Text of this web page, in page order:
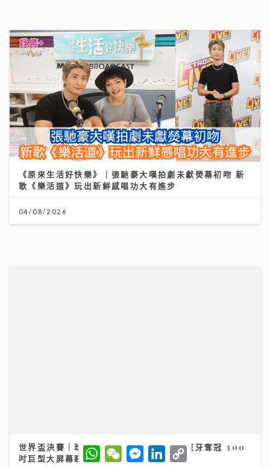
《原來生活好快樂》｜張馳豪大嘆拍劇未獻熒幕初吻 新
歌《樂活道》玩出新鮮感唱功大有進步
04/08/2026
W
h
W
e
M
e
L
C